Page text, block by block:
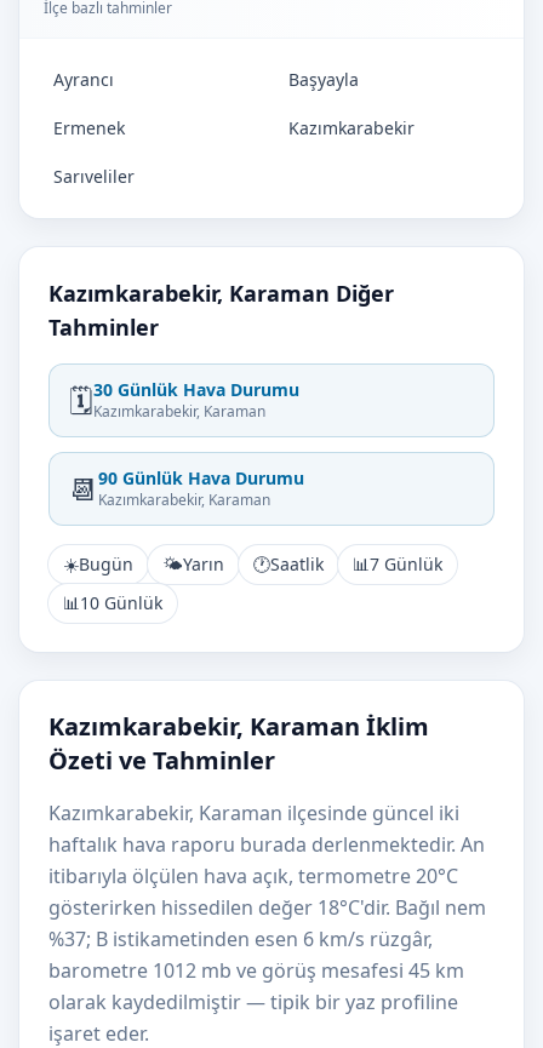
İlçe bazlı tahminler
Ayrancı Başyayla
Ermenek Kazımkarabekir
Sarıveliler
Kazımkarabekir, Karaman Diğer
Tahminler
🗓️30 Günlük Hava Durumu
Kazımkarabekir, Karaman
📆 90 Günlük Hava Durumu
Kazımkarabekir, Karaman
☀️Bugün 🌤️Yarın 🕐Saatlik 📊7 Günlük
📊10 Günlük
Kazımkarabekir, Karaman İklim
Özeti ve Tahminler
Kazımkarabekir, Karaman ilçesinde güncel iki
haftalık hava raporu burada derlenmektedir. An
itibarıyla ölçülen hava açık, termometre 20°C
gösterirken hissedilen değer 18°C'dir. Bağıl nem
%37; B istikametinden esen 6 km/s rüzgâr,
barometre 1012 mb ve görüş mesafesi 45 km
olarak kaydedilmiştir — tipik bir yaz profiline
işaret eder.